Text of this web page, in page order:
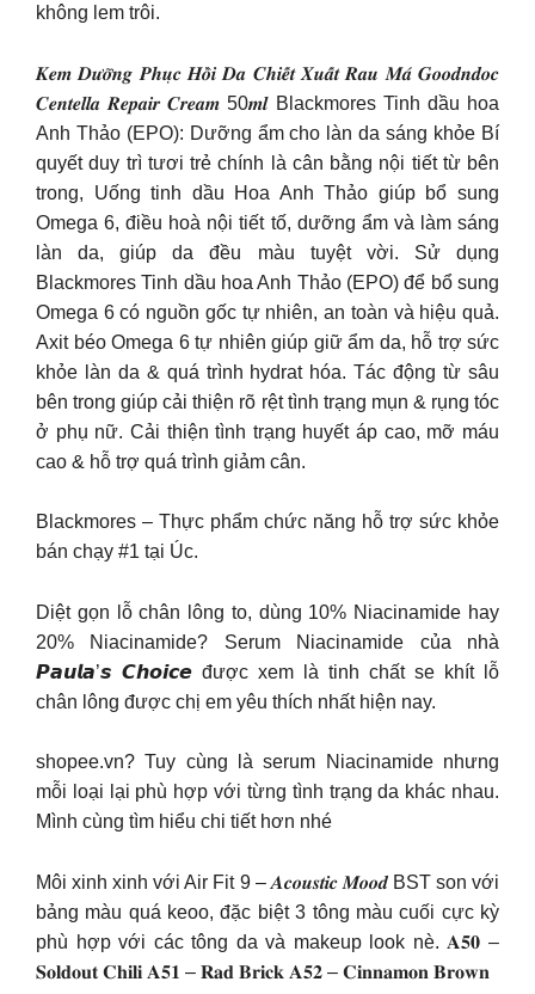
không lem trôi.
𝑲𝒆𝒎 𝑫𝒖̛𝒐̛̃𝒏𝒈 𝑷𝒉𝒖̣𝒄 𝑯𝒐̂̀𝒊 𝑫𝒂 𝑪𝒉𝒊𝒆̂́𝒕 𝑿𝒖𝒂̂́𝒕 𝑹𝒂𝒖 𝑴𝒂́ 𝑮𝒐𝒐𝒅𝒏𝒅𝒐𝒄
𝑪𝒆𝒏𝒕𝒆𝒍𝒍𝒂 𝑹𝒆𝒑𝒂𝒊𝒓 𝑪𝒓𝒆𝒂𝒎 50𝒎𝒍 Blackmores Tinh dầu hoa
Anh Thảo (EPO): Dưỡng ẩm cho làn da sáng khỏe Bí
quyết duy trì tươi trẻ chính là cân bằng nội tiết từ bên
trong, Uống tinh dầu Hoa Anh Thảo giúp bổ sung
Omega 6, điều hoà nội tiết tố, dưỡng ẩm và làm sáng
làn da, giúp da đều màu tuyệt vời. Sử dụng
Blackmores Tinh dầu hoa Anh Thảo (EPO) để bổ sung
Omega 6 có nguồn gốc tự nhiên, an toàn và hiệu quả.
Axit béo Omega 6 tự nhiên giúp giữ ẩm da, hỗ trợ sức
khỏe làn da & quá trình hydrat hóa. Tác động từ sâu
bên trong giúp cải thiện rõ rệt tình trạng mụn & rụng tóc
ở phụ nữ. Cải thiện tình trạng huyết áp cao, mỡ máu
cao & hỗ trợ quá trình giảm cân.
Blackmores – Thực phẩm chức năng hỗ trợ sức khỏe
bán chạy #1 tại Úc.
Diệt gọn lỗ chân lông to, dùng 10% Niacinamide hay
20% Niacinamide? Serum Niacinamide của nhà
𝙋𝙖𝙪𝙡𝙖’𝙨 𝘾𝙝𝙤𝙞𝙘𝙚 được xem là tinh chất se khít lỗ
chân lông được chị em yêu thích nhất hiện nay.
shopee.vn? Tuy cùng là serum Niacinamide nhưng
mỗi loại lại phù hợp với từng tình trạng da khác nhau.
Mình cùng tìm hiểu chi tiết hơn nhé
Môi xinh xinh với Air Fit 9 – 𝑨𝒄𝒐𝒖𝒔𝒕𝒊𝒄 𝑴𝒐𝒐𝒅 BST son với
bảng màu quá keoo, đặc biệt 3 tông màu cuối cực kỳ
phù hợp với các tông da và makeup look nè. 𝐀𝟓𝟎 –
𝐒𝐨𝐥𝐝𝐨𝐮𝐭 𝐂𝐡𝐢𝐥𝐢 𝐀𝟓𝟏 – 𝐑𝐚𝐝 𝐁𝐫𝐢𝐜𝐤 𝐀𝟓𝟐 – 𝐂𝐢𝐧𝐧𝐚𝐦𝐨𝐧 𝐁𝐫𝐨𝐰𝐧